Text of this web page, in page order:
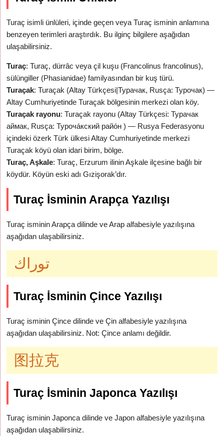
Turaç isimli ünlüleri, içinde geçen veya Turaç isminin anlamına
benzeyen terimleri araştırdık. Bu ilginç bilgilere aşağıdan
ulaşabilirsiniz.
Turaç: Turaç, dürrâc veya çil kuşu (Francolinus francolinus),
sülüngiller (Phasianidae) familyasından bir kuş türü.
Turaçak: Turaçak (Altay Türkçesi|Турачак, Rusça: Турочак) —
Altay Cumhuriyetinde Turaçak bölgesinin merkezi olan köy.
Turaçak rayonu: Turaçak rayonu (Altay Türkçesi: Турачак
аймак, Rusça: Туроча́кский райо́н ) — Rusya Federasyonu
içindeki özerk Türk ülkesi Altay Cumhuriyetinde merkezi
Turaçak köyü olan idari birim, bölge.
Turaç, Aşkale: Turaç, Erzurum ilinin Aşkale ilçesine bağlı bir
köydür. Köyün eski adı Gızişorak’dır.
Turaç İsminin Arapça Yazılışı
Turaç isminin Arapça dilinde ve Arap alfabesiyle yazılışına
aşağıdan ulaşabilirsiniz.
توراك
Turaç İsminin Çince Yazılışı
Turaç isminin Çince dilinde ve Çin alfabesiyle yazılışına
aşağıdan ulaşabilirsiniz. Not: Çince anlamı değildir.
图拉克
Turaç İsminin Japonca Yazılışı
Turaç isminin Japonca dilinde ve Japon alfabesiyle yazılışına
aşağıdan ulaşabilirsiniz.